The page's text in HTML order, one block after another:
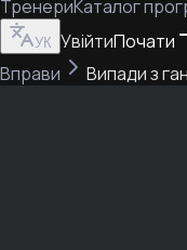
ТренериКаталог
УК УвійтиПочати
Вправи
Випади з